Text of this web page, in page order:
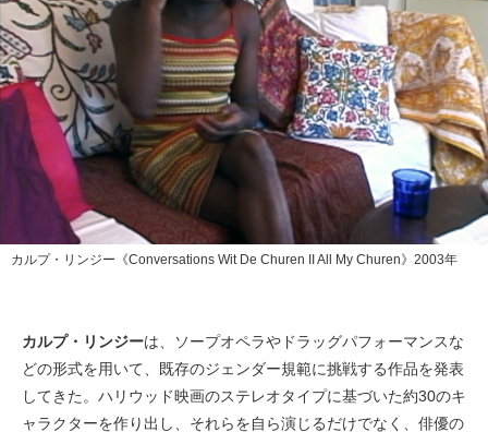
カルプ・リンジー《Conversations Wit De Churen II All My Churen》2003年
カルプ・リンジーは、ソープオペラやドラッグパフォーマンスな
どの形式を用いて、既存のジェンダー規範に挑戦する作品を発表
してきた。ハリウッド映画のステレオタイプに基づいた約30のキ
ャラクターを作り出し、それらを自ら演じるだけでなく、俳優の